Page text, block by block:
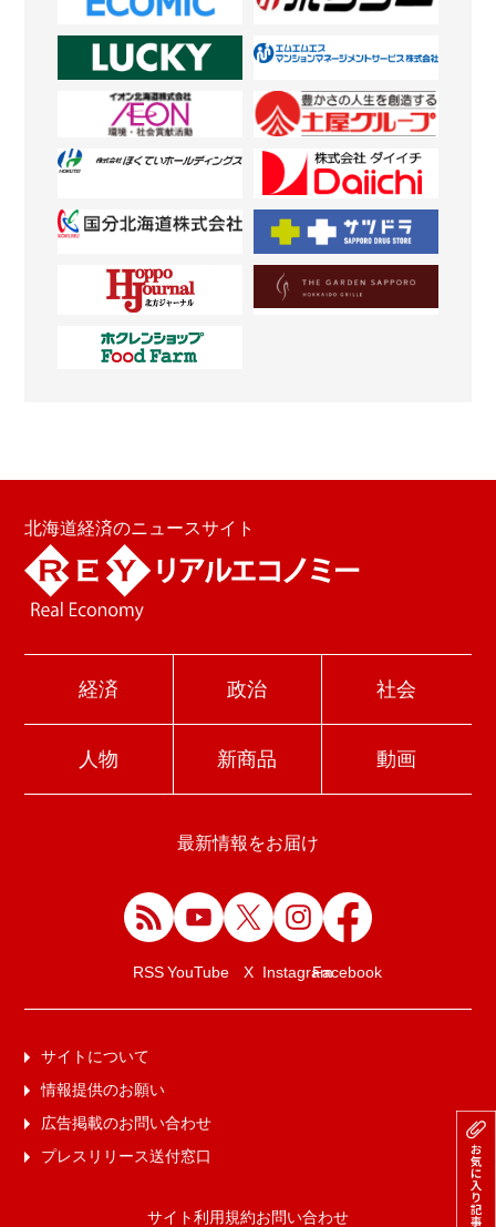
北海道経済のニュースサイト
経済 政治 社会
人物 新商品 動画
最新情報をお届け
RSSYouTube X InstagramFacebook
サイトについて
情報提供のお願い
広告掲載のお問い合わせ
プレスリリース送付窓口
サイト利用規約お問い合わせ